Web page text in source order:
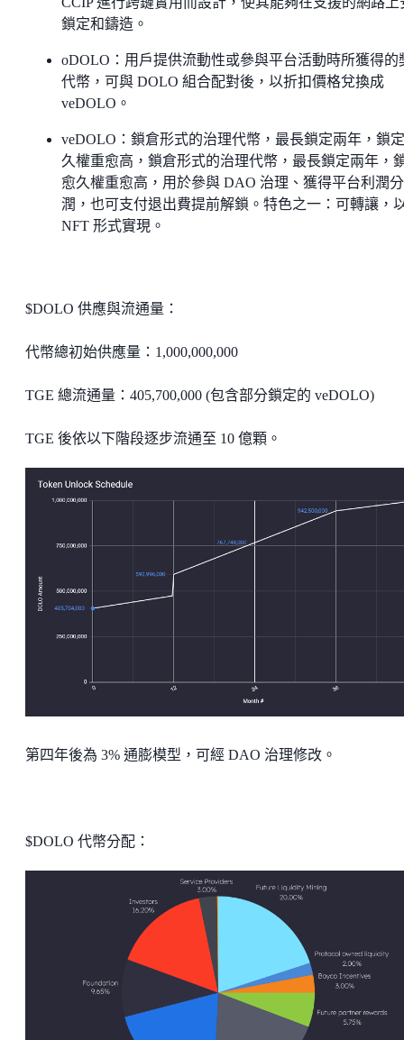
鎖定和鑄造。
oDOLO：用戶提供流動性或參與平台活動時所獲得的
代幣，可與 DOLO 組合配對後，以折扣價格兌換成
veDOLO。
veDOLO：鎖倉形式的治理代幣，最長鎖定兩年，鎖
久權重愈高，鎖倉形式的治理代幣，最長鎖定兩年，
愈久權重愈高，用於參與 DAO 治理、獲得平台利潤分
潤，也可支付退出費提前解鎖。特色之一：可轉讓，
NFT 形式實現。
$DOLO 供應與流通量：
代幣總初始供應量：1,000,000,000
TGE 總流通量：405,700,000 (包含部分鎖定的 veDOLO)
TGE 後依以下階段逐步流通至 10 億顆。
第四年後為 3% 通膨模型，可經 DAO 治理修改。
$DOLO 代幣分配：